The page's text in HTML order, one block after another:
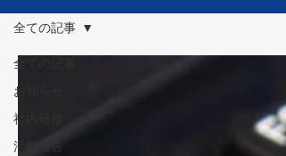
全ての記事
お知らせ
社内研修
活動報告
全ての記事